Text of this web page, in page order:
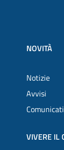
NOVITÀ
Notizie
Avvisi
Comunicati
VIVERE IL